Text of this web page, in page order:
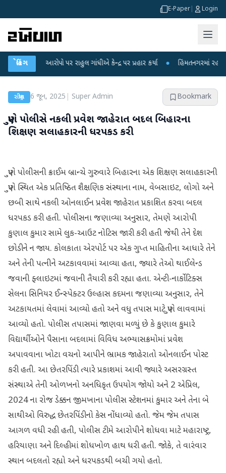
E-Paper Login
બ્રેકિંગ
આરોપો પર રાહુલ ગાંધીએ કેન્દ્ર પર પ્રહાર કર્યા ● હિંમતનગરમાં રહસ્યમય વાયરસ
રાષ્ટ્રીય 6 જૂન, 2025 Super Admin Bookmark
પુણે પોલીસે નકલી પ્રવેશ જાહેરાત બદલ બિહારના
શિક્ષણ સલાહકારની ધરપકડ કરી
પુણે પોલીસની ક્રાઈમ બ્રાન્ચે ગુરુવારે બિહારના એક શિક્ષણ સલાહકારની
પુણે સ્થિત એક પ્રતિષ્ઠિત શૈક્ષણિક સંસ્થાના નામ, વેબસાઇટ, લોગો અને
છબી સાથે નકલી ઓનલાઈન પ્રવેશ જાહેરાત પ્રકાશિત કરવા બદલ
ધરપકડ કરી હતી. પોલીસના જણાવ્યા અનુસાર, તેમણે આરોપી
કુણાલ કુમાર સામે લુક-આઉટ નોટિસ જારી કરી હતી જેથી તેને દેશ
છોડીને ન જાય. કોલકાતા એરપોર્ટ પર એક ગુપ્ત માહિતીના આધારે તેને
અને તેની પત્નીને અટકાવવામાં આવ્યા હતા, જ્યારે તેઓ થાઈલેન્ડ
જવાની ફ્લાઇટમાં જવાની તૈયારી કરી રહ્યા હતા. એન્ટી-નાર્કોટિક્સ
સેલના સિનિયર ઈન્સ્પેક્ટર ઉલ્હાસ કદમના જણાવ્યા અનુસાર, તેને
અટકાયતમાં લેવામાં આવ્યો હતો અને વધુ તપાસ માટે પુણે લાવવામાં
આવ્યો હતો. પોલીસ તપાસમાં જાણવા મળ્યું છે કે કુણાલ કુમારે
વિદ્યાર્થીઓને પૈસાના બદલામાં વિવિધ અભ્યાસક્રમોમાં પ્રવેશ
અપાવવાના ખોટા વચનો આપીને ભ્રામક જાહેરાતો ઓનલાઈન પોસ્ટ
કરી હતી. આ છેતરપિંડી ત્યારે પ્રકાશમાં આવી જ્યારે અસરગ્રસ્ત
સંસ્થાએ તેની ઓળખનો અનધિકૃત ઉપયોગ જોયો અને 2 એપ્રિલ,
2024 ના રોજ ડેક્કન જીમખાના પોલીસ સ્ટેશનમાં કુમાર અને તેના બે
સાથીઓ વિરુદ્ધ છેતરપિંડીનો કેસ નોંધાવ્યો હતો. જેમ જેમ તપાસ
આગળ વધી રહી હતી, પોલીસ ટીમે આરોપીને શોધવા માટે મહારાષ્ટ્ર,
હરિયાણા અને દિલ્હીમાં શોધખોળ હાથ ધરી હતી. જોકે, તે વારંવાર
સ્થાન બદલતો રહ્યો અને ધરપકડથી બચી ગયો હતો.